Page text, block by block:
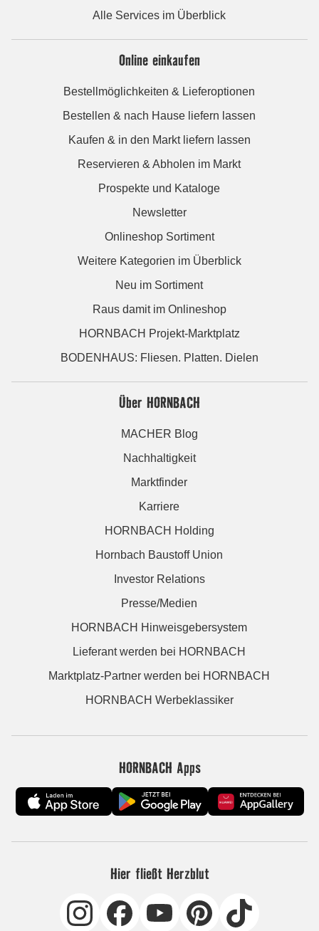
Alle Services im Überblick
Online einkaufen
Bestellmöglichkeiten & Lieferoptionen
Bestellen & nach Hause liefern lassen
Kaufen & in den Markt liefern lassen
Reservieren & Abholen im Markt
Prospekte und Kataloge
Newsletter
Onlineshop Sortiment
Weitere Kategorien im Überblick
Neu im Sortiment
Raus damit im Onlineshop
HORNBACH Projekt-Marktplatz
BODENHAUS: Fliesen. Platten. Dielen
Über HORNBACH
MACHER Blog
Nachhaltigkeit
Marktfinder
Karriere
HORNBACH Holding
Hornbach Baustoff Union
Investor Relations
Presse/Medien
HORNBACH Hinweisgebersystem
Lieferant werden bei HORNBACH
Marktplatz-Partner werden bei HORNBACH
HORNBACH Werbeklassiker
HORNBACH Apps
Hier fließt Herzblut